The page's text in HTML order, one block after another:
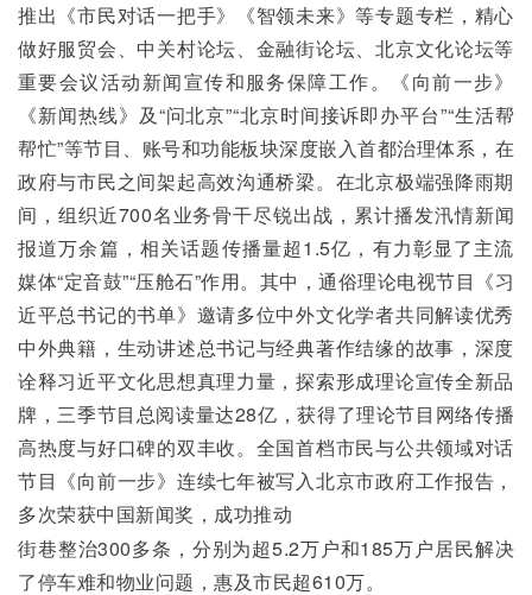
推出《市民对话一把手》《智领未来》等专题专栏，精心
做好服贸会、中关村论坛、金融街论坛、北京文化论坛等
重要会议活动新闻宣传和服务保障工作。《向前一步》
《新闻热线》及“问北京”“北京时间接诉即办平台”“生活帮
帮忙”等节目、账号和功能板块深度嵌入首都治理体系，在
政府与市民之间架起高效沟通桥梁。在北京极端强降雨期
间，组织近700名业务骨干尽锐出战，累计播发汛情新闻
报道万余篇，相关话题传播量超1.5亿，有力彰显了主流
媒体“定音鼓”“压舱石”作用。其中，通俗理论电视节目《习
近平总书记的书单》邀请多位中外文化学者共同解读优秀
中外典籍，生动讲述总书记与经典著作结缘的故事，深度
诠释习近平文化思想真理力量，探索形成理论宣传全新品
牌，三季节目总阅读量达28亿，获得了理论节目网络传播
高热度与好口碑的双丰收。全国首档市民与公共领域对话
节目《向前一步》连续七年被写入北京市政府工作报告，
多次荣获中国新闻奖，成功推动
街巷整治300多条，分别为超5.2万户和185万户居民解决
了停车难和物业问题，惠及市民超610万。